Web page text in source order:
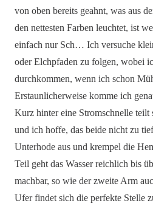
von oben bereits geahnt, was aus
den nettesten Farben leuchtet, ist
einfach nur Sch… Ich versuche
oder Elchpfaden zu folgen, wobei
durchkommen, wenn ich schon
Erstaunlicherweise komme ich
Kurz hinter eine Stromschnelle
und ich hoffe, das beide nicht zu
Unterhode aus und krempel die
Teil geht das Wasser reichlich bis
machbar, so wie der zweite Arm
Ufer findet sich die perfekte Stelle